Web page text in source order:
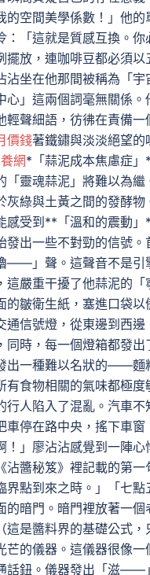
的空間美學係數！」他的
「這就是質感互換。
放，連咖啡豆都必須
坐在他那間被稱為「
」這兩個詞毫無關係
聲細語，彷彿在責備
價錢著鐵鏽與淡淡絕望
網*「蒜泥成本焦慮症
靈魂蒜泥」將難以為
綠與土黃之間的發酵
感受到**「溫和的震動
出一些不對勁的信號
」聲。這聲音不是引
嚴重干擾了他蒜泥的
皺衛生紙，塞進口袋
信號燈，從東邊到西
時，每一個燈箱都發
出一種難以名狀的——麵
有食物相關的氣味都極
行人陷入了混亂。汽車
停在路中央，搖下車
」廖沾沾感覺到一陣
醬秘笈》裡記載的第
點到來之時。」「七
暗門。暗門裡放著一
是醬料界的基礎公式
的儀器。這儀器很像
話鈕。儀器發出「滋——